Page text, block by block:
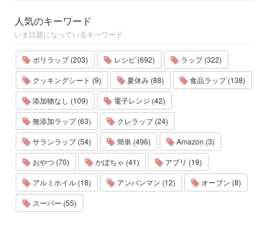
人気のキーワード
いま話題になっているキーワード
ポリラップ (203) レシピ (692)
ラップ (322)
クッキングシート (9)
夏休み (88)
食品ラップ (138)
添加物なし (109)
電子レンジ (42)
無添加ラップ (63)
クレラップ (24)
サランラップ (54)
簡単 (496)
Amazon (3)
おやつ (70)
かぼちゃ (41)
アプリ (19)
アルミホイル (18)
アンパンマン (12)
オーブン (8)
スーパー (55)